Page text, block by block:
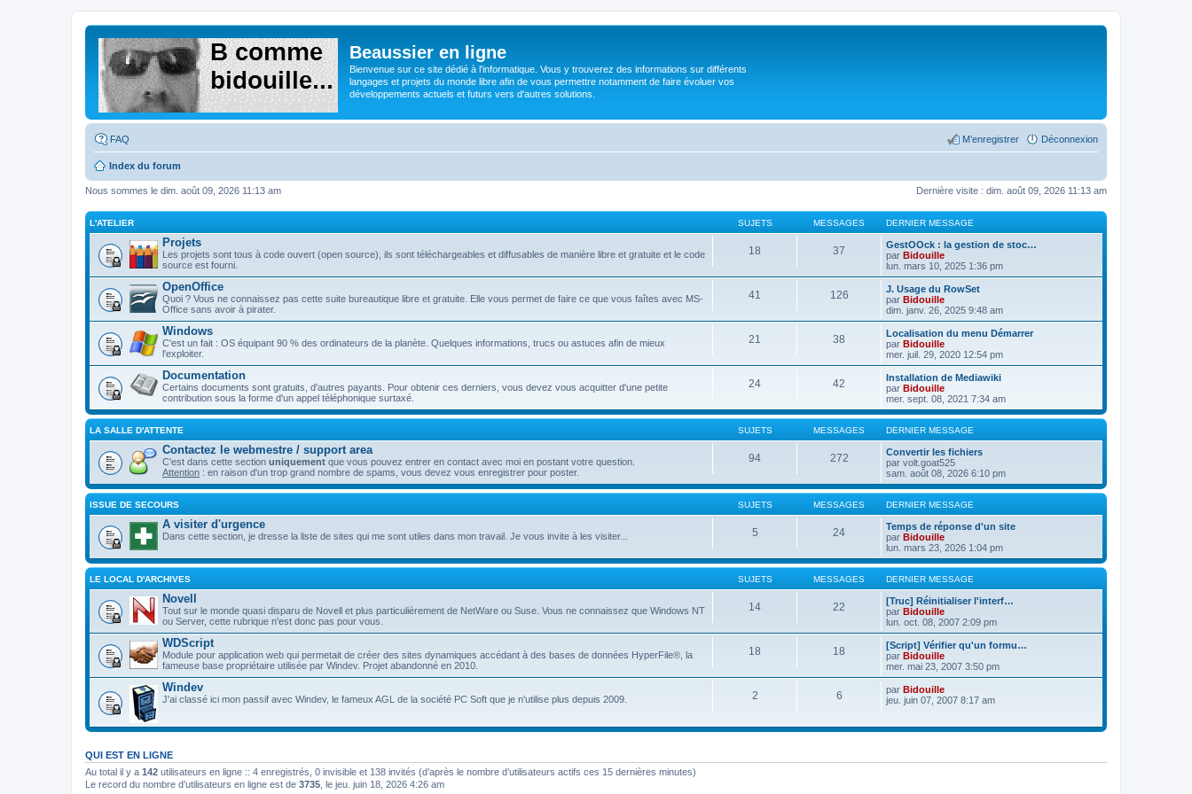
Beaussier en ligne
Bienvenue sur ce site dédié à l'informatique. Vous y trouverez des informations sur différents
langages et projets du monde libre afin de vous permettre notamment de faire évoluer vos
développements actuels et futurs vers d'autres solutions.
FAQ Déconnexion
M’enregistrer
Index du forum
Dernière visite : dim. août 09, 2026 11:13 am
Nous sommes le dim. août 09, 2026 11:13 am
L'ATELIER SUJETS MESSAGES DERNIER MESSAGE
Projets
Les projets sont tous à code ouvert (open source), ils sont téléchargeables et diffusables de manière libre et gratuite et le code
source est fourni.
18 37
GestOOck : la gestion de stoc…
par Bidouille
lun. mars 10, 2025 1:36 pm
OpenOffice
Quoi ? Vous ne connaissez pas cette suite bureautique libre et gratuite. Elle vous permet de faire ce que vous faîtes avec MS-
Office sans avoir à pirater.
41 126
J. Usage du RowSet
par Bidouille
dim. janv. 26, 2025 9:48 am
Windows
C'est un fait : OS équipant 90 % des ordinateurs de la planète. Quelques informations, trucs ou astuces afin de mieux
l'exploiter.
21 38
Localisation du menu Démarrer
par Bidouille
mer. juil. 29, 2020 12:54 pm
Documentation
Certains documents sont gratuits, d'autres payants. Pour obtenir ces derniers, vous devez vous acquitter d'une petite
contribution sous la forme d'un appel téléphonique surtaxé.
24 42
Installation de Mediawiki
par Bidouille
mer. sept. 08, 2021 7:34 am
LA SALLE D'ATTENTE SUJETS MESSAGES DERNIER MESSAGE
Contactez le webmestre / support area
C'est dans cette section uniquement que vous pouvez entrer en contact avec moi en postant votre question.
Attention : en raison d'un trop grand nombre de spams, vous devez vous enregistrer pour poster.
94 272
Convertir les fichiers
par volt.goat525
sam. août 08, 2026 6:10 pm
ISSUE DE SECOURS SUJETS MESSAGES DERNIER MESSAGE
A visiter d'urgence
Dans cette section, je dresse la liste de sites qui me sont utiles dans mon travail. Je vous invite à les visiter... 5 24
Temps de réponse d'un site
par Bidouille
lun. mars 23, 2026 1:04 pm
LE LOCAL D'ARCHIVES SUJETS MESSAGES DERNIER MESSAGE
Novell
Tout sur le monde quasi disparu de Novell et plus particulièrement de NetWare ou Suse. Vous ne connaissez que Windows NT
ou Server, cette rubrique n'est donc pas pour vous.
14 22
[Truc] Réinitialiser l'interf…
par Bidouille
lun. oct. 08, 2007 2:09 pm
WDScript
Module pour application web qui permetait de créer des sites dynamiques accédant à des bases de données HyperFile®, la
fameuse base propriétaire utilisée par Windev. Projet abandonné en 2010.
18 18
[Script] Vérifier qu'un formu…
par Bidouille
mer. mai 23, 2007 3:50 pm
Windev
J'ai classé ici mon passif avec Windev, le fameux AGL de la société PC Soft que je n'utilise plus depuis 2009. 2 6 par Bidouille
jeu. juin 07, 2007 8:17 am
QUI EST EN LIGNE
Au total il y a 142 utilisateurs en ligne :: 4 enregistrés, 0 invisible et 138 invités (d’après le nombre d’utilisateurs actifs ces 15 dernières minutes)
Le record du nombre d’utilisateurs en ligne est de 3735 , le jeu. juin 18, 2026 4:26 am